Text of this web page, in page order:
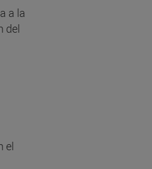
a la
del
el